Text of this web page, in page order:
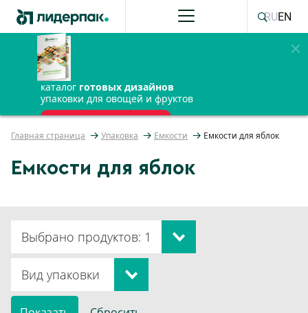
каталог готовых дизайнов
упаковки для овощей и фруктов
ПОЛУЧИТЬ БЕСПЛАТНО
RUEN
Главная страница Упаковка Емкости Емкости для яблок
Емкости для яблок
Выбрано продуктов: 1
Вид упаковки